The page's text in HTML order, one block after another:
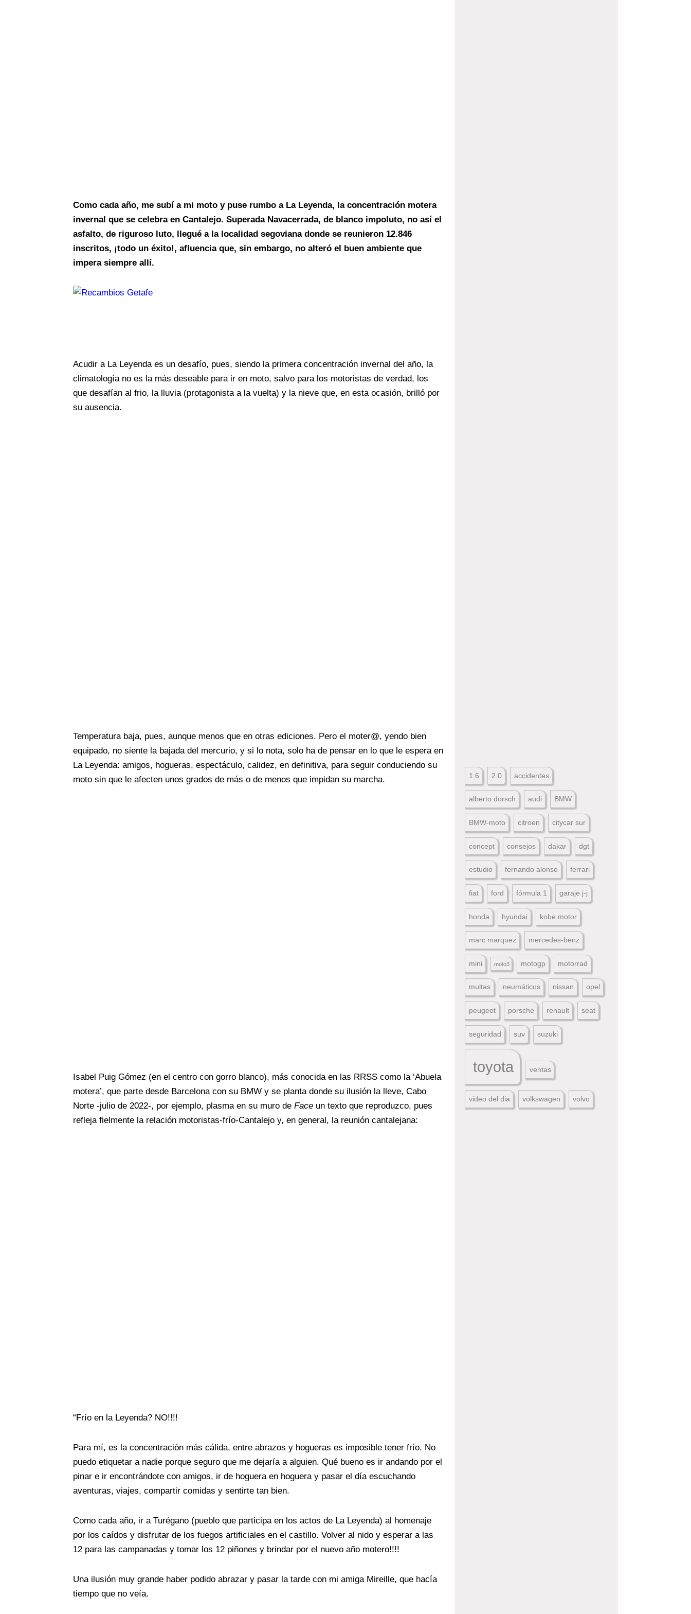
Como cada año, me subí a mi moto y puse rumbo a La Leyenda, la concentración motera
invernal que se celebra en Cantalejo. Superada Navacerrada, de blanco impoluto, no así el
asfalto, de riguroso luto, llegué a la localidad segoviana donde se reunieron 12.846
inscritos, ¡todo un éxito!, afluencia que, sin embargo, no alteró el buen ambiente que
impera siempre allí.
Acudir a La Leyenda es un desafío, pues, siendo la primera concentración invernal del año, la
climatología no es la más deseable para ir en moto, salvo para los motoristas de verdad, los
que desafían al frio, la lluvia (protagonista a la vuelta) y la nieve que, en esta ocasión, brilló por
su ausencia.
Temperatura baja, pues, aunque menos que en otras ediciones. Pero el moter@, yendo bien
equipado, no siente la bajada del mercurio, y si lo nota, solo ha de pensar en lo que le espera en
La Leyenda: amigos, hogueras, espectáculo, calidez, en definitiva, para seguir conduciendo su
moto sin que le afecten unos grados de más o de menos que impidan su marcha.
Isabel Puig Gómez (en el centro con gorro blanco), más conocida en las RRSS como la ‘Abuela
motera’, que parte desde Barcelona con su BMW y se planta donde su ilusión la lleve, Cabo
Norte -julio de 2022-, por ejemplo, plasma en su muro de Face un texto que reproduzco, pues
refleja fielmente la relación motoristas-frío-Cantalejo y, en general, la reunión cantalejana:
“Frío en la Leyenda? NO!!!!
Para mí, es la concentración más cálida, entre abrazos y hogueras es imposible tener frío. No
puedo etiquetar a nadie porque seguro que me dejaría a alguien. Qué bueno es ir andando por el
pinar e ir encontrándote con amigos, ir de hoguera en hoguera y pasar el día escuchando
aventuras, viajes, compartir comidas y sentirte tan bien.
Como cada año, ir a Turégano (pueblo que participa en los actos de La Leyenda) al homenaje
por los caídos y disfrutar de los fuegos artificiales en el castillo. Volver al nido y esperar a las
12 para las campanadas y tomar los 12 piñones y brindar por el nuevo año motero!!!!
Una ilusión muy grande haber podido abrazar y pasar la tarde con mi amiga Mireille, que hacía
tiempo que no veía.
1.6 2.0 accidentes
alberto dorsch audi BMW
BMW-moto citroen citycar sur
concept consejos dakar dgt
estudio fernando alonso ferrari
fiat ford fórmula 1 garaje j-j
honda hyundai kobe motor
marc marquez mercedes-benz
mini moto3 motogp motorrad
multas neumáticos nissan opel
peugeot porsche renault seat
seguridad suv suzuki
toyota ventas
video del dia volkswagen volvo